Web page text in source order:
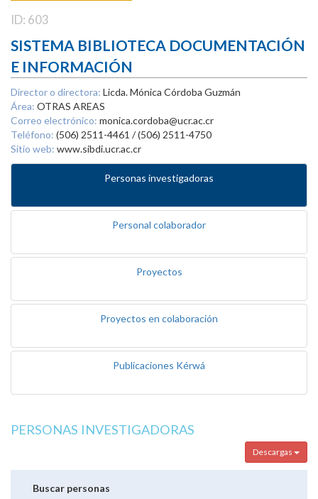
ID: 603
SISTEMA BIBLIOTECA DOCUMENTACIÓN
E INFORMACIÓN
Director o directora: Licda. Mónica Córdoba Guzmán
Área: OTRAS AREAS
Correo electrónico: monica.cordoba@ucr.ac.cr
Teléfono: (506) 2511-4461 / (506) 2511-4750
Sitio web: www.sibdi.ucr.ac.cr
Personas investigadoras
Personal colaborador
Proyectos
Proyectos en colaboración
Publicaciones Kérwá
PERSONAS INVESTIGADORAS
Descargas
Buscar personas